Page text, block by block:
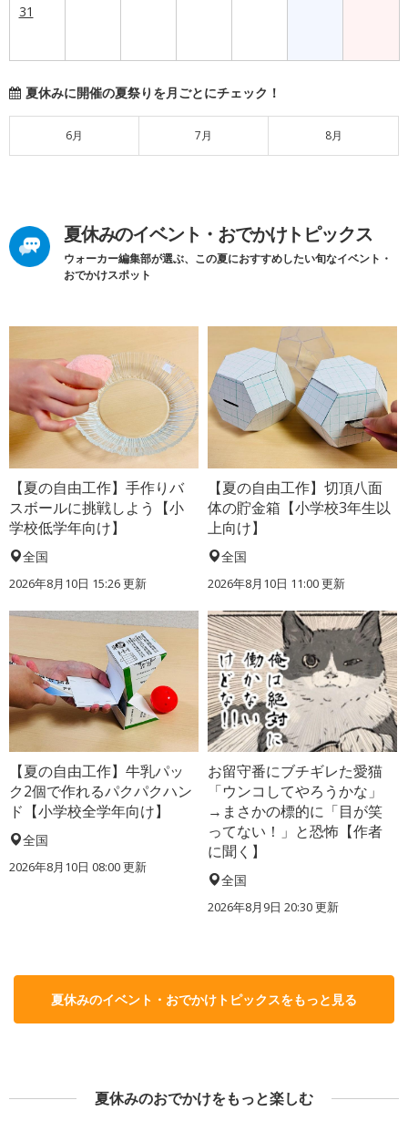
31
夏休みに開催の夏祭りを月ごとにチェック！
6月 7月 8月
夏休みのイベント・おでかけトピックス
ウォーカー編集部が選ぶ、この夏におすすめしたい旬なイベント・
おでかけスポット
【夏の自由工作】手作りバ
スボールに挑戦しよう【小
学校低学年向け】
全国
2026年8月10日 15:26更新
【夏の自由工作】切頂八面
体の貯金箱【小学校3年生以
上向け】
全国
2026年8月10日 11:00更新
【夏の自由工作】牛乳パッ
ク2個で作れるパクパクハン
ド【小学校全学年向け】
全国
2026年8月10日 08:00更新
お留守番にブチギレた愛猫
「ウンコしてやろうかな」
→まさかの標的に「目が笑
ってない！」と恐怖【作者
に聞く】
全国
2026年8月9日 20:30更新
夏休みのイベント・おでかけトピックスをもっと見る
夏休みのおでかけをもっと楽しむ